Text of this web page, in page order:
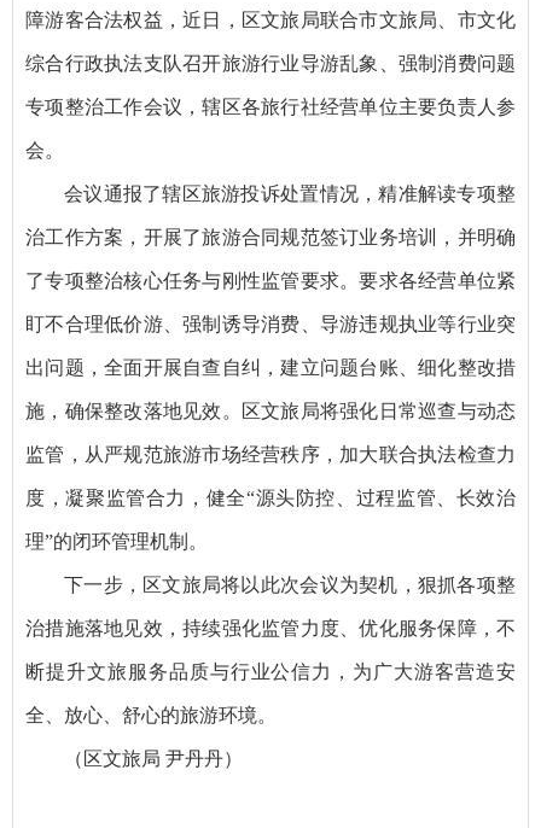
障游客合法权益，近日，区文旅局联合市文旅局、市文化
综合行政执法支队召开旅游行业导游乱象、强制消费问题
专项整治工作会议，辖区各旅行社经营单位主要负责人参
会。
会议通报了辖区旅游投诉处置情况，精准解读专项整
治工作方案，开展了旅游合同规范签订业务培训，并明确
了专项整治核心任务与刚性监管要求。要求各经营单位紧
盯不合理低价游、强制诱导消费、导游违规执业等行业突
出问题，全面开展自查自纠，建立问题台账、细化整改措
施，确保整改落地见效。区文旅局将强化日常巡查与动态
监管，从严规范旅游市场经营秩序，加大联合执法检查力
度，凝聚监管合力，健全“源头防控、过程监管、长效治
理”的闭环管理机制。
下一步，区文旅局将以此次会议为契机，狠抓各项整
治措施落地见效，持续强化监管力度、优化服务保障，不
断提升文旅服务品质与行业公信力，为广大游客营造安
全、放心、舒心的旅游环境。
（区文旅局 尹丹丹）